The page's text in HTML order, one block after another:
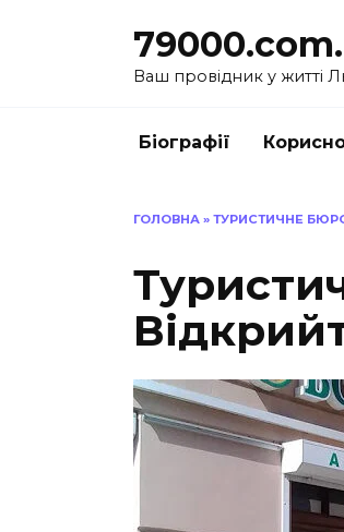
Ваш провідник у житті
Біографії
ГОЛОВНА » ТУРИСТИЧНЕ